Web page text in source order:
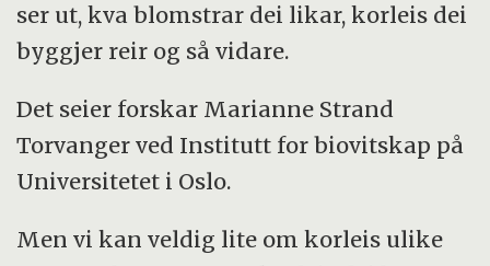
ser ut, kva blomstrar dei likar, korleis dei
byggjer reir og så vidare.
Det seier forskar Marianne Strand
Torvanger ved Institutt for biovitskap på
Universitetet i Oslo.
Men vi kan veldig lite om korleis ulike